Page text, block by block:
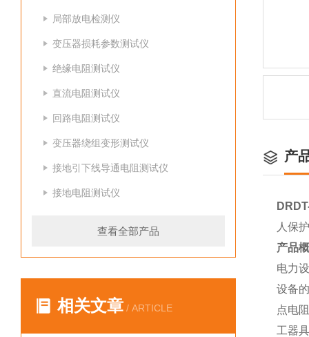
局部放电检测仪
变压器损耗参数测试仪
绝缘电阻测试仪
直流电阻测试仪
回路电阻测试仪
变压器绕组变形测试仪
接地引下线导通电阻测试仪
接地电阻测试仪
查看全部产品
相关文章 / ARTICLE
产
人保
产品
电力
设备
点电
工器